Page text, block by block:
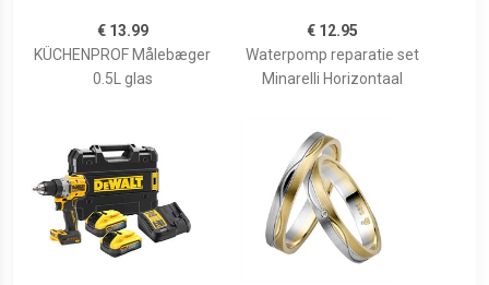
€ 13.99
KÜCHENPROF Målebæger
0.5L glas
€ 12.95
Waterpomp reparatie set
Minarelli Horizontaal